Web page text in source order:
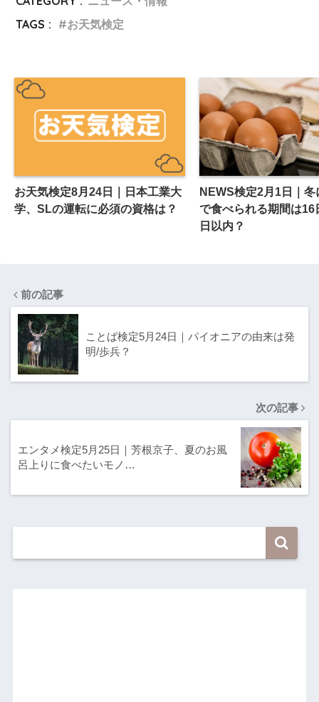
TAGS :
お天気検定
お天気検定8月24日｜日本工業大
学、SLの運転に必須の資格は？
NEWS検定2月1日｜冬
で食べられる期間は16
日以内？
前の記事
ことば検定5月24日｜パイオニアの由来は発
明/歩兵？
次の記事
エンタメ検定5月25日｜芳根京子、夏のお風
呂上りに食べたいモノ…